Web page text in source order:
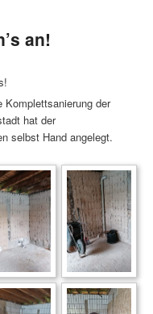
an!
Komplettsanierung der
hat der
selbst Hand angelegt.